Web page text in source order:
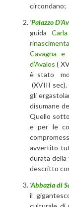
circondano;
‘Palazzo
guida
Cavagna e
d’Avalos (
è stato
(XVIII
gli
disumane
Quello
e per le
avvertito
durata
descritto
‘Abbazia di
il